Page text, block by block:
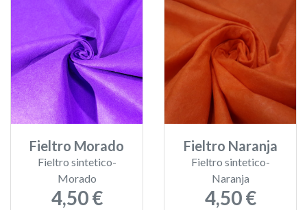
Fieltro Morado
Fieltro sintetico-
Morado
4,50 €
Fieltro Naranja
Fieltro sintetico-
Naranja
4,50 €